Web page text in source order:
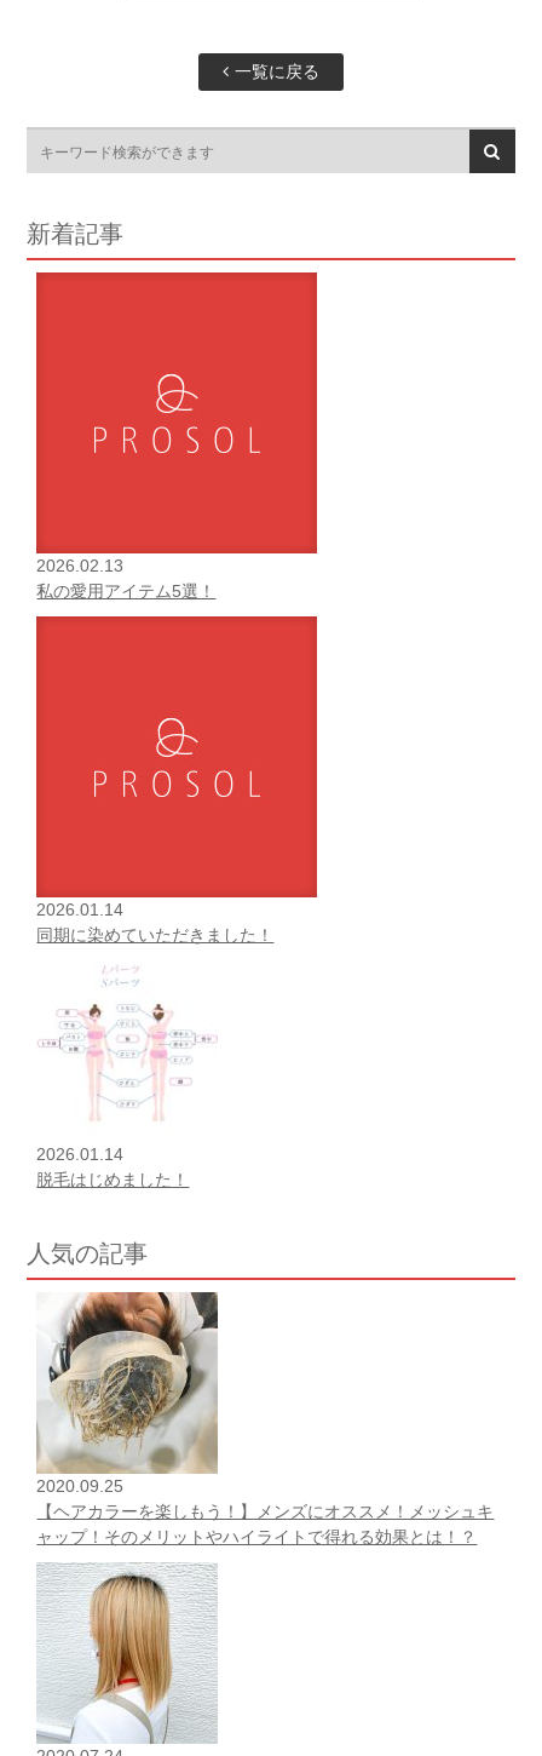
一覧に戻る
新着記事
2026.02.13
私の愛用アイテム5選！
2026.01.14
同期に染めていただきました！
2026.01.14
脱毛はじめました！
人気の記事
2020.09.25
【ヘアカラーを楽しもう！】メンズにオススメ！メッシュキ
ャップ！そのメリットやハイライトで得れる効果とは！？